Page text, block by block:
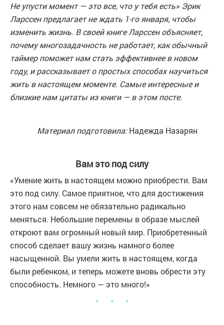
Не упусти момент — это все, что у тебя есть» Эрик
Ларссен предлагает не ждать 1-го января, чтобы
изменить жизнь. В своей книге Ларссен объясняет,
почему многозадачность не работает, как обычный
таймер поможет нам стать эффективнее в новом
году, и рассказывает о простых способах научиться
жить в настоящем моменте. Самые интересные и
близкие нам цитаты из книги — в этом посте.
Материал подготовила:Надежда Назарян
Вам это под силу
«Умение жить в настоящем можно приобрести. Вам
это под силу. Самое приятное, что для достижения
этого нам совсем не обязательно радикально
меняться. Небольшие перемены в образе мыслей
откроют вам огромный новый мир. Приобретенный
способ сделает вашу жизнь намного более
насыщенной. Вы умели жить в настоящем, когда
были ребенком, и теперь можете вновь обрести эту
способность. Немного — это много!»
・ ・ ・